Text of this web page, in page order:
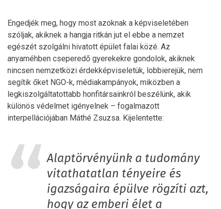
Engedjék meg, hogy most azoknak a képviseletében
szóljak, akiknek a hangja ritkán jut el ebbe a nemzet
egészét szolgálni hivatott épület falai közé. Az
anyaméhben cseperedő gyerekekre gondolok, akiknek
nincsen nemzetközi érdekképviseletük, lobbierejük, nem
segítik őket NGO-k, médiakampányok, miközben a
legkiszolgáltatottabb honfitársainkról beszélünk, akik
különös védelmet igényelnek – fogalmazott
interpellációjában Máthé Zsuzsa. Kijelentette:
Alaptörvényünk a tudomány
vitathatatlan tényeire és
igazságaira épülve rögzíti azt,
hogy az emberi élet a